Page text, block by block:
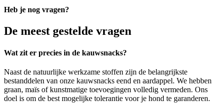
Heb je nog vragen?
De meest gestelde vragen
Wat zit er precies in de kauwsnacks?
Naast de natuurlijke werkzame stoffen zijn de belangrijkste
bestanddelen van onze kauwsnacks eend en aardappel. We hebben
graan, maïs of kunstmatige toevoegingen volledig vermeden. Ons
doel is om de best mogelijke tolerantie voor je hond te garanderen.